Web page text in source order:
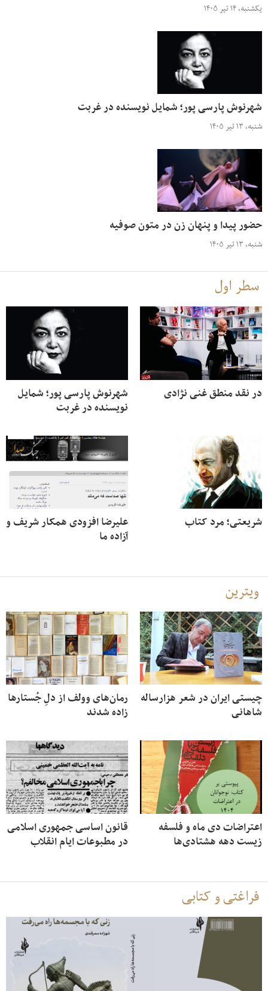
یکشنبه، ۱۴ تیر ۱۴۰۵
شهرنوش پارسی پور؛ شمایل نویسنده در غربت
شنبه، ۱۳ تیر ۱۴۰۵
حضور پیدا و پنهان زن در متون صوفیه
شنبه، ۱۳ تیر ۱۴۰۵
سطر اول
در نقد منطق غنی نژادی شهرنوش پارسی پور؛ شمایل
نویسنده در غربت
شریعتی؛ مرد کتاب علیرضا افزودی همکار شریف و
آزاده ما
ویترین
چیستی ایران در شعر هزارساله
شاهانی
رمان‌های وولف از دلِ جُستارها
زاده شدند
اعتراضات دی ماه و فلسفه
زیست دهه هشتادی‌ها
قانون اساسی جمهوری اسلامی
در مطبوعات ایام انقلاب
فراغتی و کتابی